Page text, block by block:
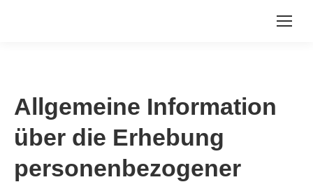
Allgemeine Information
über die Erhebung
personenbezogener